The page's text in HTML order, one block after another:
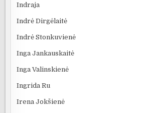
Indraja
Indrė Dirgėlaitė
Indrė Stonkuvienė
Inga Jankauskaitė
Inga Valinskienė
Ingrida Ru
Irena Jokšienė